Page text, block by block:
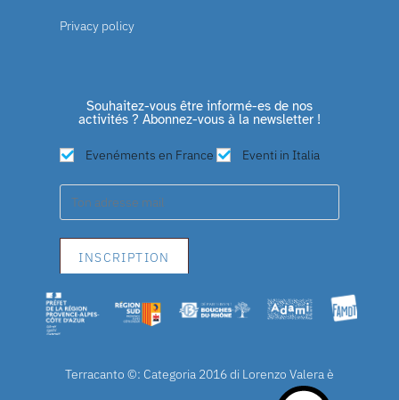
Privacy policy
Souhaitez-vous être informé-es de nos
activités ? Abonnez-vous à la newsletter !
Evenéments en France Eventi in Italia
Terracanto ©: Categoria 2016 di Lorenzo Valera è